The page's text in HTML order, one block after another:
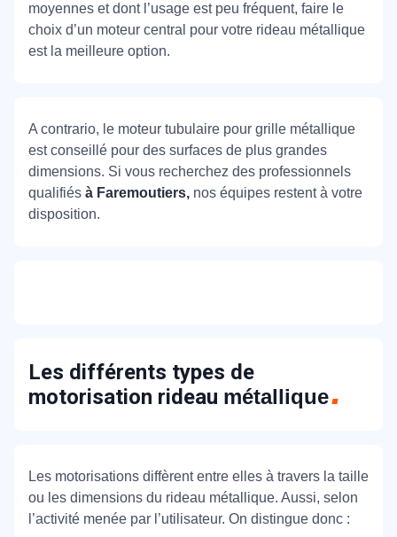
moyennes et dont l’usage est peu fréquent, faire le
choix d’un moteur central pour votre rideau métallique
est la meilleure option.
A contrario, le moteur tubulaire pour grille métallique
est conseillé pour des surfaces de plus grandes
dimensions. Si vous recherchez des professionnels
qualifiés à Faremoutiers, nos équipes restent à votre
disposition.
Les différents types de
motorisation rideau métallique
Les motorisations diffèrent entre elles à travers la taille
ou les dimensions du rideau métallique. Aussi, selon
l’activité menée par l’utilisateur. On distingue donc :